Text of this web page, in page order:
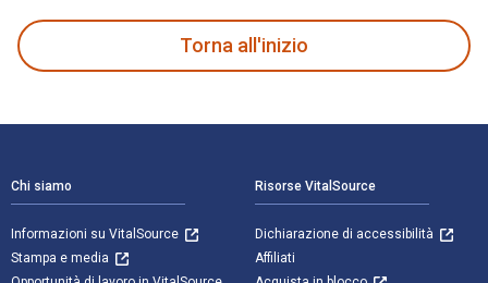
Torna all'inizio
Chi siamo
Informazioni su VitalSource
Stampa e media
Risorse VitalSource
Dichiarazione di accessibilità
Affiliati